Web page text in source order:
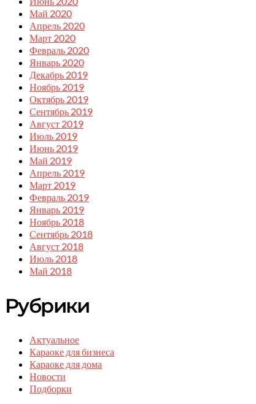
Май 2020
Апрель 2020
Март 2020
Февраль 2020
Январь 2020
Декабрь 2019
Ноябрь 2019
Октябрь 2019
Сентябрь 2019
Август 2019
Июль 2019
Июнь 2019
Май 2019
Апрель 2019
Март 2019
Февраль 2019
Январь 2019
Ноябрь 2018
Сентябрь 2018
Август 2018
Июль 2018
Май 2018
Рубрики
Актуальное
Караоке для бизнеса
Караоке для дома
Новости
Подборки